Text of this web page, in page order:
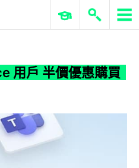
用戶 半價優惠購買正版
ERP 與商業 AI
用戶 半價優惠購買